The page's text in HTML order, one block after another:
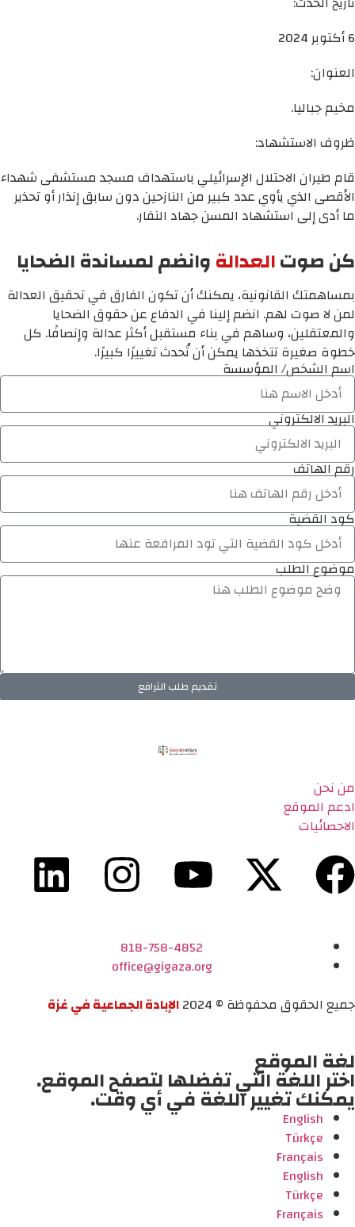
6 أكتوبر 2024
العنوان:
مخيم جباليا.
ظروف الاستشهاد:
قام طيران الاحتلال الإسرائيلي باستهداف مسجد مستشفى شهداء
الأقصى الذي يأوي عدد كبير من النازحين دون سابق إنذار أو تحذير
ما أدى إلى استشهاد المسن جهاد النفار.
كن صوتالعدالةوانضم لمساندة الضحايا
بمساهمتك القانونية، يمكنك أن تكون الفارق في تحقيق العدالة
لمن لا صوت لهم. انضم إلينا في الدفاع عن حقوق الضحايا
والمعتقلين، وساهم في بناء مستقبل أكثر عدالة وإنصافًا. كل
خطوة صغيرة تتخذها يمكن أن تُحدث تغييرًا كبيرًا.
اسم الشخص/ المؤسسة
البريد الالكتروني
رقم الهاتف
كود القضية
موضوع الطلب
تقديم طلب الترافع
من نحن
ادعم الموقع
الاحصائيات
818-758-4852
office@gigaza.org
جميع الحقوق محفوظة © 2024
الإبادة الجماعية في غزة
لغة الموقع
اختر اللغة التي تفضلها لتصفح الموقع.
يمكنك تغيير اللغة في أي وقت.
English
Türkçe
Français
English
Türkçe
Français